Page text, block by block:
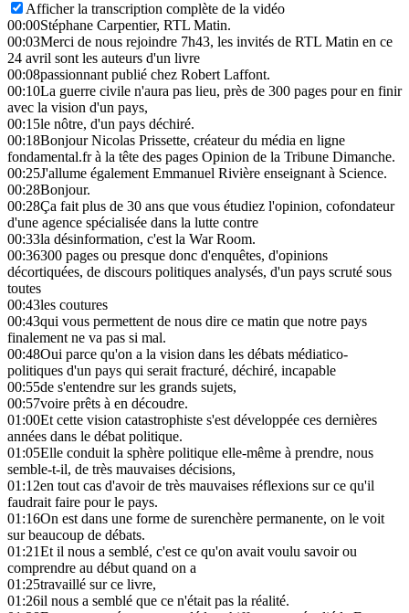
Afficher la transcription complète de la vidéo
00:00Stéphane Carpentier, RTL Matin.
00:03Merci de nous rejoindre 7h43, les invités de RTL Matin en ce
24 avril sont les auteurs d'un livre
00:08passionnant publié chez Robert Laffont.
00:10La guerre civile n'aura pas lieu, près de 300 pages pour en finir
avec la vision d'un pays,
00:15le nôtre, d'un pays déchiré.
00:18Bonjour Nicolas Prissette, créateur du média en ligne
fondamental.fr à la tête des pages Opinion de la Tribune Dimanche.
00:25J'allume également Emmanuel Rivière enseignant à Science.
00:28Bonjour.
00:28Ça fait plus de 30 ans que vous étudiez l'opinion, cofondateur
d'une agence spécialisée dans la lutte contre
00:33la désinformation, c'est la War Room.
00:36300 pages ou presque donc d'enquêtes, d'opinions
décortiquées, de discours politiques analysés, d'un pays scruté sous
toutes
00:43les coutures
00:43qui vous permettent de nous dire ce matin que notre pays
finalement ne va pas si mal.
00:48Oui parce qu'on a la vision dans les débats médiatico-
politiques d'un pays qui serait fracturé, déchiré, incapable
00:55de s'entendre sur les grands sujets,
00:57voire prêts à en découdre.
01:00Et cette vision catastrophiste s'est développée ces dernières
années dans le débat politique.
01:05Elle conduit la sphère politique elle-même à prendre, nous
semble-t-il, de très mauvaises décisions,
01:12en tout cas d'avoir de très mauvaises réflexions sur ce qu'il
faudrait faire pour le pays.
01:16On est dans une forme de surenchère permanente, on le voit
sur beaucoup de débats.
01:21Et il nous a semblé, c'est ce qu'on avait voulu savoir ou
comprendre au début quand on a
01:25travaillé sur ce livre,
01:26il nous a semblé que ce n'était pas la réalité.